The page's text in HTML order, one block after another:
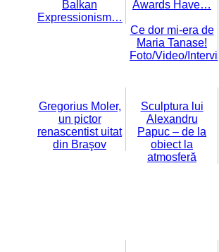
Balkan
Expressionism…
Awards Have…
Ce dor mi-era de
Maria Tanase!
Foto/Video/Interviu
Gregorius Moler,
un pictor
renascentist uitat
din Braşov
Sculptura lui
Alexandru
Papuc – de la
obiect la
atmosferă